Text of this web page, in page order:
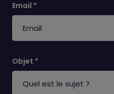
Email *
Objet *